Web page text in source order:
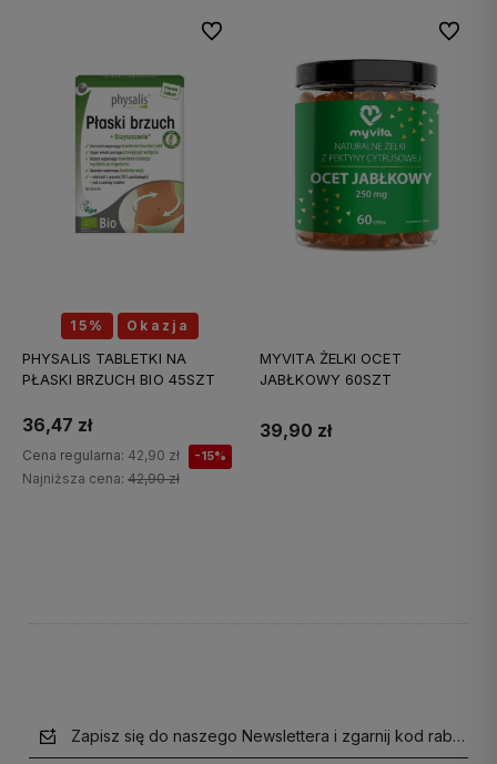
15% Okazja
PHYSALIS TABLETKI NA
PŁASKI BRZUCH BIO 45SZT
36,47 zł
Cena regularna: 42,90 zł -15%
Najniższa cena: 42,90 zł
Do ulubionych
MYVITA ŻELKI OCET
JABŁKOWY 60SZT
39,90 zł
Do
Zapisz się do naszego Newslettera i zgarnij kod